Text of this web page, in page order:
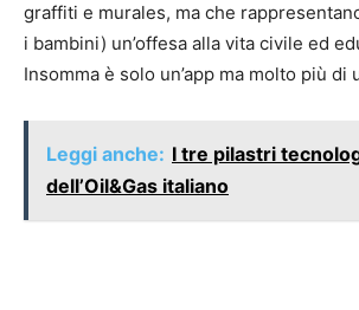
graffiti e murales, ma che
i bambini) un’offesa alla vita civile ed
Insomma è solo un’app ma molto più di
Leggi anche: I tre pilastri
dell’Oil&Gas italiano